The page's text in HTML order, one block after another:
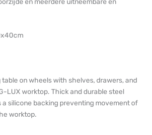
on wheels with shelves, drawers, and
LUX worktop. Thick and durable steel
silicone backing preventing movement of
worktop.